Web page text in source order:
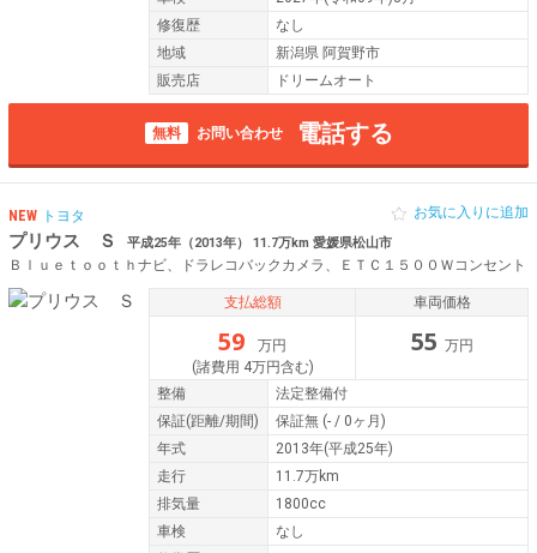
修復歴
なし
地域
新潟県 阿賀野市
販売店
ドリームオート
無料 お問い合わせ 電話する
NEW トヨタ
プリウス Ｓ 平成25年（2013年） 11.7万km 愛媛県松山市
Ｂｌｕｅｔｏｏｔｈナビ、ドラレコバックカメラ、ＥＴＣ１５００Ｗコンセント
お気に入りに追加
支払総額
59
万円
(諸費用 4万円含む)
車両価格
55 万円
整備
法定整備付
保証(距離/期間) 保証無 (- / 0ヶ月)
年式
2013年(平成25年)
走行
11.7万km
排気量
1800cc
車検
なし